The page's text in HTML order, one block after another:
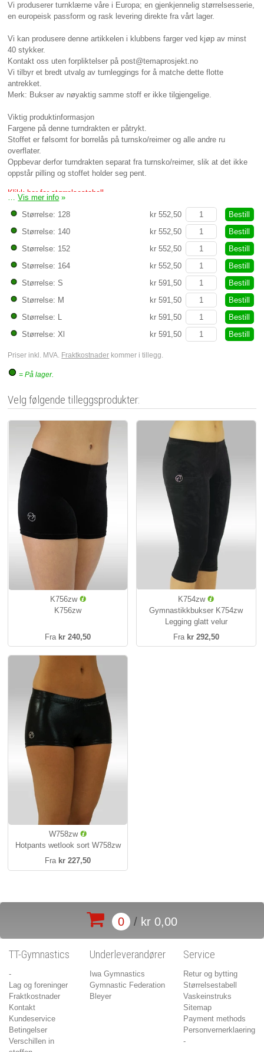
Vi produserer turnklærne våre i Europa; en gjenkjennelig størrelsesserie,
en europeisk passform og rask levering direkte fra vårt lager.
Vi kan produsere denne artikkelen i klubbens farger ved kjøp av minst
40 stykker.
Kontakt oss uten forpliktelser på post@temaprosjekt.no
Vi tilbyr et bredt utvalg av turnleggings for å matche dette flotte
antrekket.
Merk: Bukser av nøyaktig samme stoff er ikke tilgjengelige.
Viktig produktinformasjon
Fargene på denne turndrakten er påtrykt.
Stoffet er følsomt for borrelås på turnsko/reimer og alle andre ru
overflater.
Oppbevar derfor turndrakten separat fra turnsko/reimer, slik at det ikke
oppstår pilling og stoffet holder seg pent.
…Vis mer info »
Klikk her for størrelsestabell
Størrelse: 128 kr 552,50
Bestill
Størrelse: 140
kr 552,50
Bestill
Størrelse: 152
kr 552,50
Bestill
Størrelse: 164
kr 552,50
Bestill
Størrelse: S
kr 591,50
Bestill
Størrelse: M
kr 591,50
Bestill
Størrelse: L
kr 591,50
Bestill
Størrelse: Xl
kr 591,50 Bestill
Priser inkl. MVA. Fraktkostnader kommer i tillegg.
= På lager.
Velg følgende tilleggsprodukter:
K756zw
K756zw
Fra kr 240,50
K754zw
Gymnastikkbukser K754zw
Legging glatt velur
Frakr 292,50
W758zw
Hotpants wetlook sort W758zw
Fra kr 227,50
0 / kr 0,00
TT-Gymnastics
-
Lag og foreninger
Fraktkostnader
Kontakt
Kundeservice
Betingelser
Verschillen in
Underleverandører
Iwa Gymnastics
Gymnastic Federation
Bleyer
Service
Retur og bytting
Størrelsestabell
Vaskeinstruks
Sitemap
Payment methods
Personvernerklaering
-